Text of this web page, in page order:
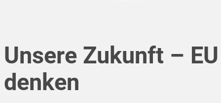
Unsere Zukunft –
denken